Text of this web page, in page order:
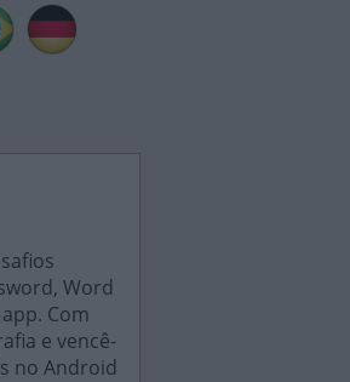
Word
Com
e vencê-
no Android